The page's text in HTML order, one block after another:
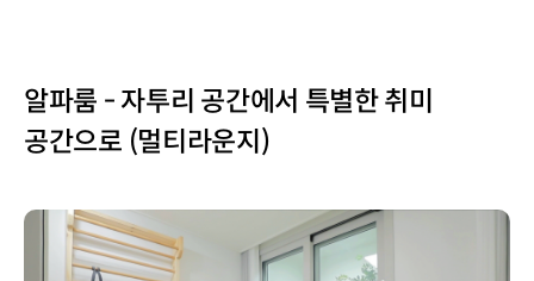
알파룸 - 자투리 공간에서 특별한 취미
공간으로 (멀티라운지)